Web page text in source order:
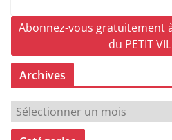
Abonnez-vous gratuitement
du PETIT
Archives
A
r